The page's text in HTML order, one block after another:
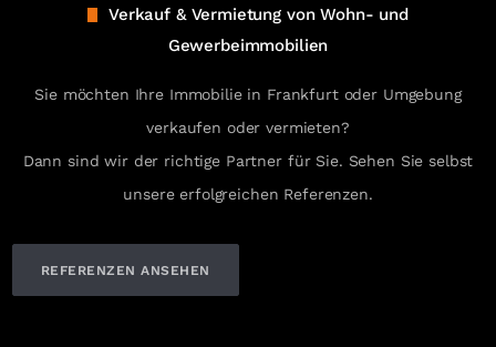
Verkauf & Vermietung von Wohn- und
Gewerbeimmobilien
Sie möchten Ihre Immobilie in Frankfurt oder Umgebung
verkaufen oder vermieten?
Dann sind wir der richtige Partner für Sie. Sehen Sie selbst
unsere erfolgreichen Referenzen.
REFERENZEN ANSEHEN